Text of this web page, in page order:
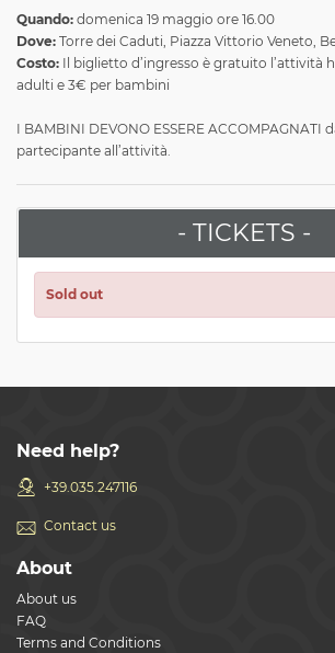
Quando: domenica 19 maggio ore 16.00
Dove: Torre dei Caduti, Piazza Vittorio Veneto,
Costo: Il biglietto d’ingresso è gratuito l’attività
adulti e 3€ per bambini
I BAMBINI DEVONO ESSERE ACCOMPAGNATI
partecipante all’attività.
- TICKETS -
Sold out
Need help?
+39.035.247116
Contact us
About
About us
FAQ
Terms and Conditions